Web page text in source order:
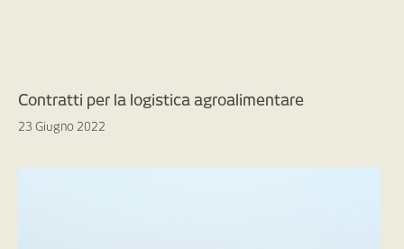
Contratti per la logistica agroalimentare
23 Giugno 2022